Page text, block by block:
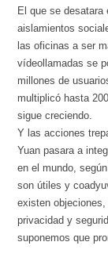
El que se
aislamientos
las oficinas a ser
vídeollamadas se
millones de
multiplicó hasta
sigue creciendo.
Y las acciones
Yuan pasara a
en el mundo,
son útiles y
existen
privacidad y
suponemos que